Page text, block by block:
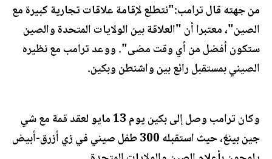
من جهته قال ترامب:"نتطلع لإقامة علاقات تجارية كبيرة مع
الصين"، معتبرا أن "العلاقة بين الولايات المتحدة والصين
ستكون أفضل من أي وقت مضى". ووعد ترامب مع نظيره
الصيني بمستقبل رائع بين واشنطن وبكين.
وكان ترامب وصل إلى بكين يوم 13 مايو لعقد قمة مع شي
جين بينغ، حيث استقبله 300 طفل صيني في زي أزرق-أبيض